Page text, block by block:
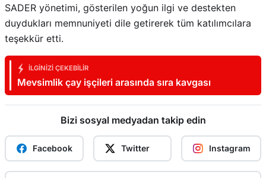
SADER yönetimi, gösterilen yoğun ilgi ve destekten
duydukları memnuniyeti dile getirerek tüm katılımcılara
teşekkür etti.
İLGINIZI ÇEKEBILIR
Mevsimlik çay işçileri arasında sıra kavgası
Bizi sosyal medyadan takip edin
Facebook Twitter Instagram